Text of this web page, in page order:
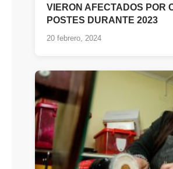
VIERON AFECTADOS POR
POSTES DURANTE 2023
20 febrero, 2024